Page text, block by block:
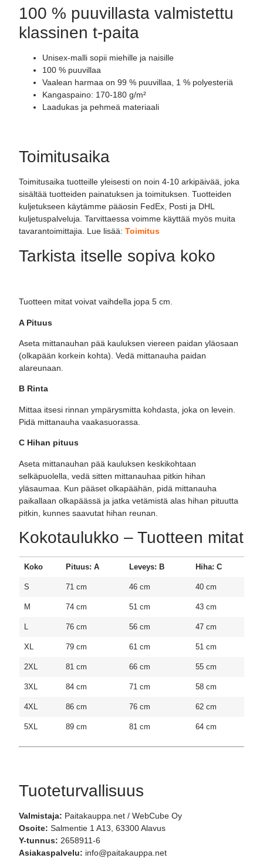
100 % puuvillasta valmistettu
klassinen t-paita
Unisex-malli sopii miehille ja naisille
100 % puuvillaa
Vaalean harmaa on 99 % puuvillaa, 1 % polyesteriä
Kangaspaino: 170-180 g/m²
Laadukas ja pehmeä materiaali
Toimitusaika
Toimitusaika tuotteille yleisesti on noin 4-10 arkipäivää, joka
sisältää tuotteiden painatuksen ja toimituksen. Tuotteiden
kuljetukseen käytämme pääosin FedEx, Posti ja DHL
kuljetuspalveluja. Tarvittaessa voimme käyttää myös muita
tavarantoimittajia. Lue lisää:Toimitus
Tarkista itselle sopiva koko
Tuotteen mitat voivat vaihdella jopa 5 cm.
A Pituus
Aseta mittanauhan pää kauluksen viereen paidan yläosaan
(olkapään korkein kohta). Vedä mittanauha paidan
alareunaan.
B Rinta
Mittaa itsesi rinnan ympärysmitta kohdasta, joka on levein.
Pidä mittanauha vaakasuorassa.
C Hihan pituus
Aseta mittanauhan pää kauluksen keskikohtaan
selkäpuolella, vedä sitten mittanauhaa pitkin hihan
yläsaumaa. Kun pääset olkapäähän, pidä mittanauha
paikallaan olkapäässä ja jatka vetämistä alas hihan pituutta
pitkin, kunnes saavutat hihan reunan.
Kokotaulukko – Tuotteen mitat
Koko Pituus: A Leveys: B Hiha: C
S 71 cm 46 cm 40 cm
M 74 cm 51 cm 43 cm
L 76 cm 56 cm 47 cm
XL 79 cm 61 cm 51 cm
2XL 81 cm 66 cm 55 cm
3XL 84 cm 71 cm 58 cm
4XL 86 cm 76 cm 62 cm
5XL 89 cm 81 cm 64 cm
Tuoteturvallisuus
Valmistaja: Paitakauppa.net / WebCube Oy
Osoite: Salmentie 1 A13, 63300 Alavus
Y-tunnus: 2658911-6
Asiakaspalvelu: info@paitakauppa.net